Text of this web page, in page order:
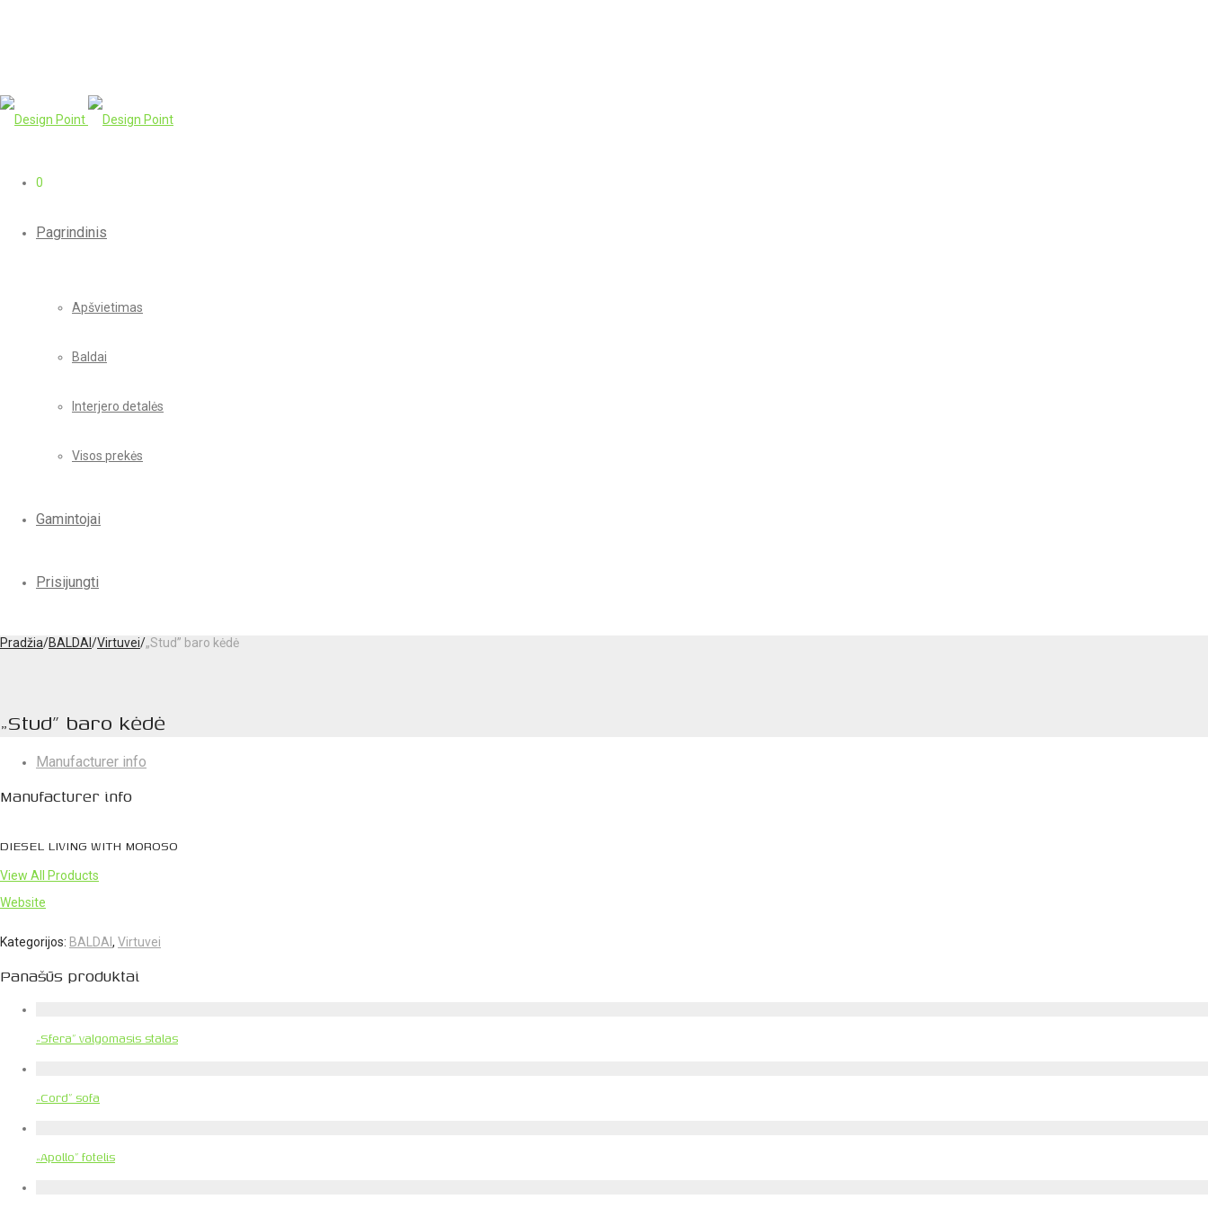
0
Pagrindinis
Apšvietimas
Baldai
Interjero detalės
Visos prekės
Gamintojai
Prisijungti
Pradžia/BALDAI /Virtuvei/„Stud” baro kėdė
„Stud” baro kėdė
Manufacturer info
Manufacturer info
DIESEL LIVING WITH MOROSO
View All Products
Website
Kategorijos: BALDAI , Virtuvei
Panašūs produktai
„Sfera” valgomasis stalas
„Cord” sofa
„Apollo” fotelis